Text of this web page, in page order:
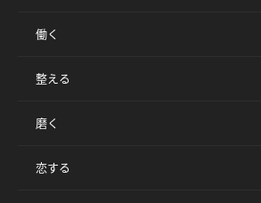
働く
整える
磨く
恋する